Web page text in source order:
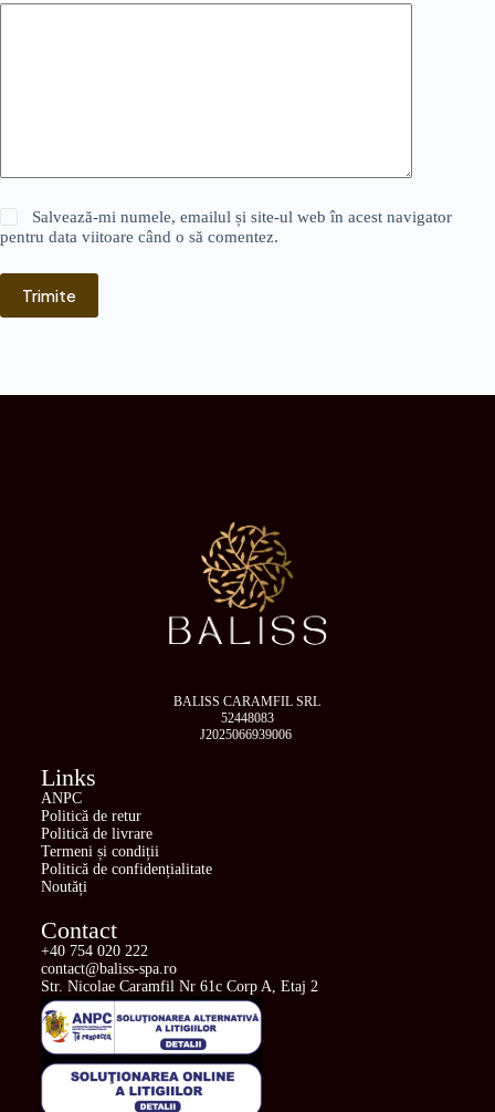
Salvează-mi numele, emailul și site-ul web în acest navigator
pentru data viitoare când o să comentez.
Trimite
BALISS CARAMFIL SRL
52448083
J2025066939006
Links
ANPC
Politică de retur
Politică de livrare
Termeni și condiții
Politică de confidențialitate
Noutăți
Contact
+40 754 020 222
contact@baliss-spa.ro
Str. Nicolae Caramfil Nr 61c Corp A, Etaj 2